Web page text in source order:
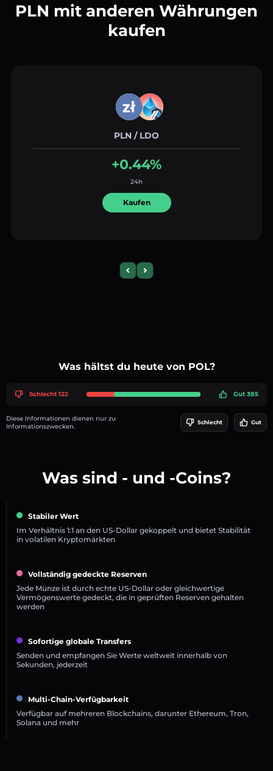
PLN mit anderen Währungen
kaufen
PLN / LDO
+0.44%
24h
Kaufen
Previous slide
Next slide
Was hältst du heute von POL?
Schlecht 122 Gut 385
Diese Informationen dienen nur zu
Informationszwecken.
Schlecht Gut
Was sind - und -Coins?
Stabiler Wert
Im Verhältnis 1:1 an den US-Dollar gekoppelt und bietet Stabilität
in volatilen Kryptomärkten
Vollständig gedeckte Reserven
Jede Münze ist durch echte US-Dollar oder gleichwertige
Vermögenswerte gedeckt, die in geprüften Reserven gehalten
werden
Sofortige globale Transfers
Senden und empfangen Sie Werte weltweit innerhalb von
Sekunden, jederzeit
Multi-Chain-Verfügbarkeit
Verfügbar auf mehreren Blockchains, darunter Ethereum, Tron,
Solana und mehr